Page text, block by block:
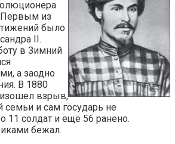
Первым из
было
II.
в Зимний
а заодно
В 1880
взрыв,
семьи и сам государь не
11 солдат и ещё 56 ранено.
бежал.